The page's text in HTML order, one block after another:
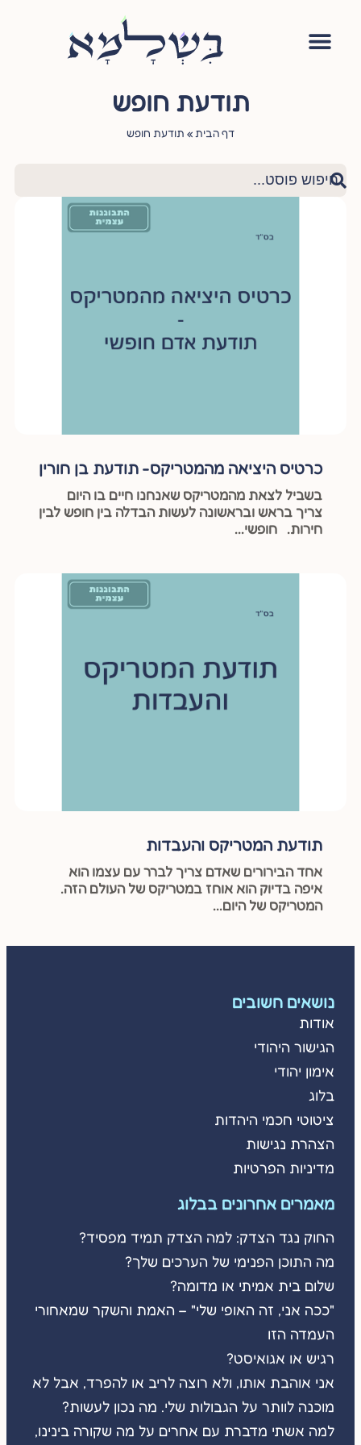
תודעת חופש
דף הבית » תודעת חופש
כרטיס היציאה מהמטריקס- תודעת בן חורין
בשביל לצאת מהמטריקס שאנחנו חיים בו היום
צריך בראש ובראשונה לעשות הבדלה בין חופש לבין
חירות. חופשי...
תודעת המטריקס והעבדות
אחד הבירורים שאדם צריך לברר עם עצמו הוא
איפה בדיוק הוא אוחז במטריקס של העולם הזה.
המטריקס של היום...
נושאים חשובים
אודות
הגישור היהודי
אימון יהודי
בלוג
ציטוטי חכמי היהדות
הצהרת נגישות
מדיניות הפרטיות
מאמרים אחרונים בבלוג
החוק נגד הצדק: למה הצדק תמיד מפסיד?
מה התוכן הפנימי של הערכים שלך?
שלום בית אמיתי או מדומה?
"ככה אני, זה האופי שלי" – האמת והשקר שמאחורי
העמדה הזו
רגיש או אגואיסט?
אני אוהבת אותו, ולא רוצה לריב או להפרד, אבל לא
מוכנה לוותר על הגבולות שלי. מה נכון לעשות?
למה אשתי מדברת עם אחרים על מה שקורה בינינו,